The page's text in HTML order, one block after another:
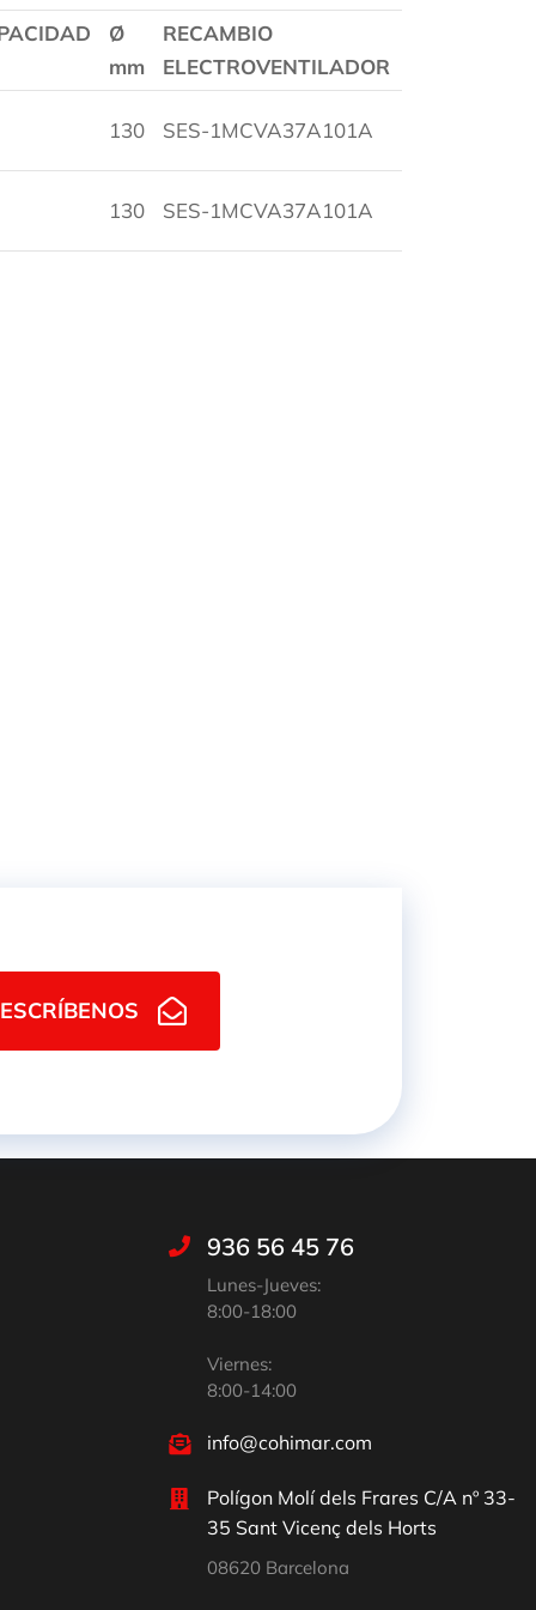
Ø
mm
RECAMBIO
ELECTROVENTILADOR
130 SES-1MCVA37A101A
130 SES-1MCVA37A101A
ESCRÍBENOS
936 56 45 76
Lunes-Jueves:
8:00-18:00
Viernes:
8:00-14:00
info@cohimar.com
Polígon Molí dels Frares C/A nº 33-
35 Sant Vicenç dels Horts
08620 Barcelona